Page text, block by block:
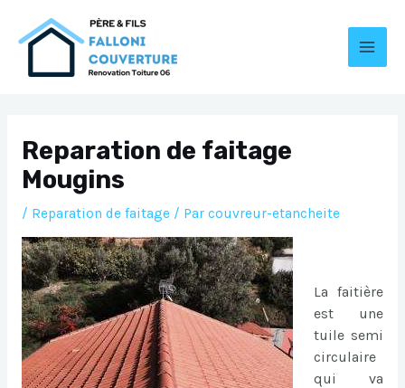
Reparation de faitage
Mougins
/ Reparation de faitage/ Par couvreur-etancheite
La faitière
est une
tuile semi
circulaire
qui va